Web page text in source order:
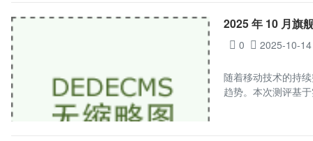
2025 年 10 月旗
0 2025-10-
随着移动技术的持
趋势。本次测评基